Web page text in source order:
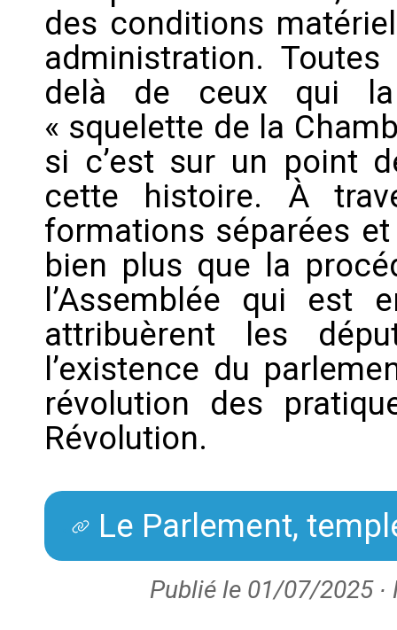
des conditions
administration.
delà de ceux qui la
« squelette de la
si c’est sur un point
cette histoire. À
formations séparées
bien plus que la
l’Assemblée qui
attribuèrent les
l’existence du
révolution des
Révolution.
Le Parlement,
Publié le 01/07/2025